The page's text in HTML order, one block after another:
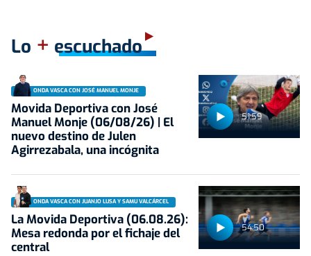
Lo + escuchado
51:59
ONDA VASCA CON JOSÉ MANUEL MONJE
Movida Deportiva con José
Manuel Monje (06/08/26) | El
nuevo destino de Julen
Agirrezabala, una incógnita
54:50
ONDA VASCA CON JUANJO LUSA Y SAMU VALCÁRCEL
La Movida Deportiva (06.08.26):
Mesa redonda por el fichaje del
central